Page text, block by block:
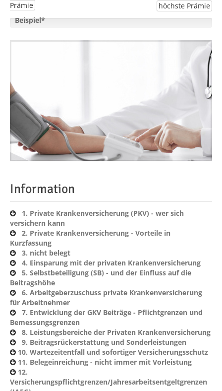
Prämie höchste Prämie
Beispiel*
Information
1. Private Krankenversicherung (PKV) - wer sich
versichern kann
2. Private Krankenversicherung - Vorteile in
Kurzfassung
3. nicht belegt
4. Einsparung mit der privaten Krankenversicherung
5. Selbstbeteiligung (SB) - und der Einfluss auf die
Beitragshöhe
6. Arbeitgeberzuschuss private Krankenversicherung
für Arbeitnehmer
7. Entwicklung der GKV Beiträge - Pflichtgrenzen und
Bemessungsgrenzen
8. Leistungsbereiche der Privaten Krankenversicherung
9. Beitragsrückerstattung und Sonderleistungen
10. Wartezeitentfall und sofortiger Versicherungsschutz
11. Belegeinreichung - nicht immer mit Vorleistung
12.
Versicherungspflichtgrenzen/Jahresarbeitsentgeltgrenzen